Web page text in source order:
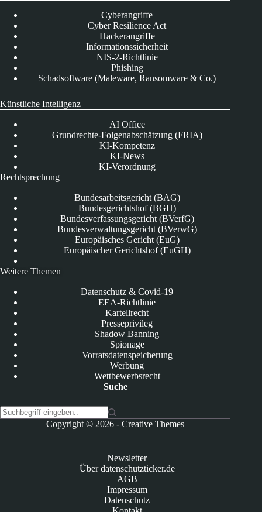
Cyberangriffe
Cyber Resilience Act
Hackerangriffe
Informationssicherheit
NIS-2-Richtlinie
Phishing
Schadsoftware (Maleware, Ransomware & Co.)
Künstliche Intelligenz
AI Office
Grundrechte-Folgenabschätzung (FRIA)
KI-Kompetenz
KI-News
KI-Verordnung
Rechtsprechung
Bundesarbeitsgericht (BAG)
Bundesgerichtshof (BGH)
Bundesverfassungsgericht (BVerfG)
Bundesverwaltungsgericht (BVerwG)
Europäisches Gericht (EuG)
Europäischer Gerichtshof (EuGH)
Weitere Themen
Datenschutz & Covid-19
EEA-Richtlinie
Kartellrecht
Presseprivileg
Shadow Banning
Spionage
Vorratsdatenspeicherung
Werbung
Wettbewerbsrecht
Suche
Copyright © 2026 -Creative Themes
Newsletter
Über datenschutzticker.de
AGB
Impressum
Datenschutz